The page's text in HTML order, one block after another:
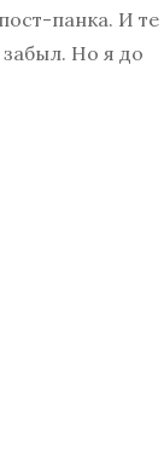
панка. И те
Но я до